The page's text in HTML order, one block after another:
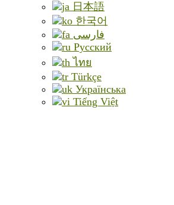
日本語
한국어
فارسی
Русский
ไทย
Türkçe
Українська
Tiếng Việt